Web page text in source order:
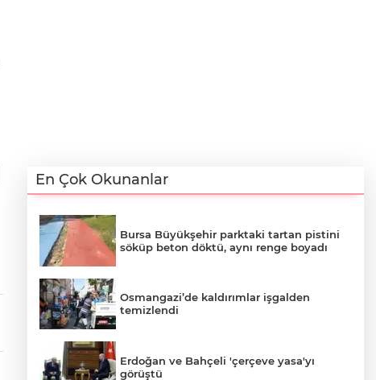
En Çok Okunanlar
Bursa Büyükşehir parktaki tartan pistini
söküp beton döktü, aynı renge boyadı
Osmangazi’de kaldırımlar işgalden
temizlendi
Erdoğan ve Bahçeli 'çerçeve yasa'yı
görüştü